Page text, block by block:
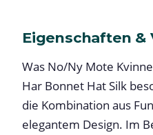
Eigenschaften &
Was No/Ny Mote
Har Bonnet Hat Silk
die Kombination aus
elegantem Design. Im